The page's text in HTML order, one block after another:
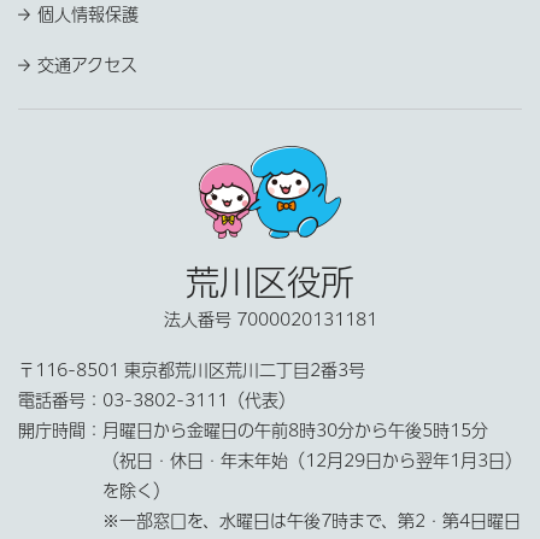
個人情報保護
交通アクセス
荒川区役所
法人番号 7000020131181
〒116-8501 東京都荒川区荒川二丁目2番3号
電話番号： 03-3802-3111（代表）
開庁時間： 月曜日から金曜日の午前8時30分から午後5時15分
（祝日・休日・年末年始（12月29日から翌年1月3日）
を除く）
※一部窓口を、水曜日は午後7時まで、第2・第4日曜日